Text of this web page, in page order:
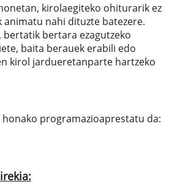
kirolaegiteko ohiturarik ez
nahi dituzte batezere.
bertatik bertara ezagutzeko
baita berauek erabili edo
kirol jardueretanparte hartzeko
programazioaprestatu da: